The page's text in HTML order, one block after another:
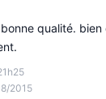
2015
qualité. bien